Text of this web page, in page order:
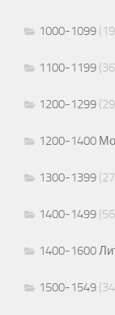
1000-1099
1100-1199
1200-1299
1200-1400
1300-1399
1400-1499
1400-1600
1500-1549